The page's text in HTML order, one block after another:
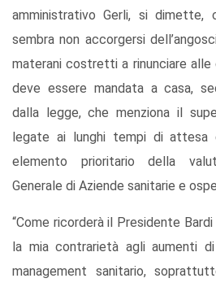
amministrativo Gerli, si dimette,
sembra non accorgersi
materani costretti a rinunciare alle
deve essere mandata a casa,
dalla legge, che menziona il
legate ai lunghi tempi di attesa
elemento prioritario della
Generale di Aziende sanitarie e
“Come ricorderà il Presidente
la mia contrarietà agli aumenti
management sanitario,